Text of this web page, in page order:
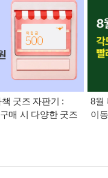
굿즈 자판기 :
매 시 다양한 굿즈
8월
이